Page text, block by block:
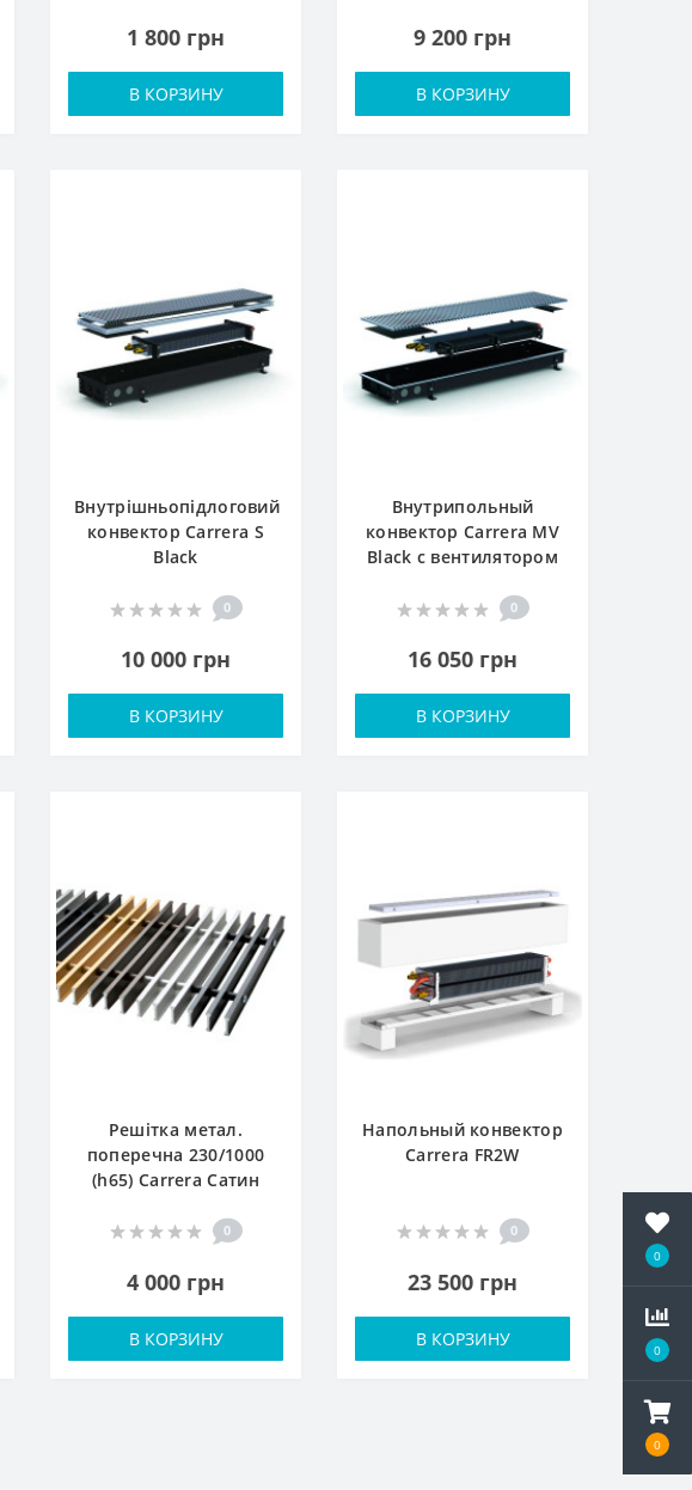
0
0
0
1 800 грн
В КОРЗИНУ
9 200 грн
В КОРЗИНУ
Внутрішньопідлоговий
конвектор Carrera S
Black
0
10 000 грн
В КОРЗИНУ
Внутрипольный
конвектор Carrera MV
Black с вентилятором
0
16 050 грн
В КОРЗИНУ
Решітка метал.
поперечна 230/1000
(h65) Carrera Сатин
0
4 000 грн
В КОРЗИНУ
Напольный конвектор
Carrera FR2W
0
23 500 грн
В КОРЗИНУ